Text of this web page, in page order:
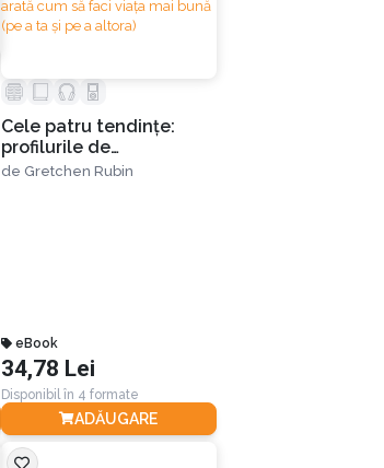
Cele patru tendințe:
profilurile de
personalitate esențiale
de Gretchen Rubin
eBook
34,78 Lei
Disponibil în 4 formate
ADĂUGARE